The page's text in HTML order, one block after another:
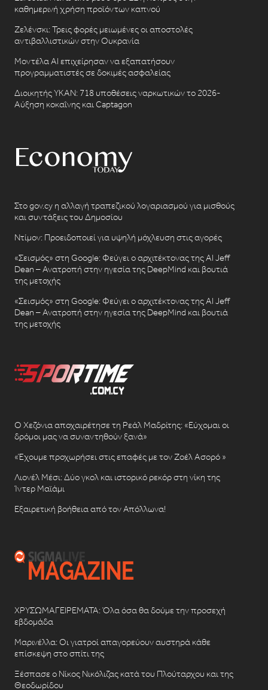
καθημερινή χρήση προϊόντων καπνού
Ζελένσκι: Τρεις φορές μειωμένες οι αποστολές
αντιβαλλιστικών στην Ουκρανία
Μοντέλα AI επιχείρησαν να εξαπατήσουν
προγραμματιστές σε δοκιμές ασφαλείας
Διοικητής ΥΚΑΝ: 718 υποθέσεις ναρκωτικών το 2026-
Αύξηση κοκαΐνης και Captagon
Στο gov.cy η αλλαγή τραπεζικού λογαριασμού για μισθούς
και συντάξεις του Δημοσίου
Ντίμον: Προειδοποιεί για υψηλή μόχλευση στις αγορές
«Σεισμός» στη Google: Φεύγει ο αρχιτέκτονας της AI Jeff
Dean – Ανατροπή στην ηγεσία της DeepMind και βουτιά
της μετοχής
«Σεισμός» στη Google: Φεύγει ο αρχιτέκτονας της AI Jeff
Dean – Ανατροπή στην ηγεσία της DeepMind και βουτιά
της μετοχής
Ο Χεζόνια αποχαιρέτησε τη Ρεάλ Μαδρίτης: «Εύχομαι οι
δρόμοι μας να συναντηθούν ξανά»
«Έχουμε προχωρήσει στις επαφές με τον Ζοέλ Ασορό »
Λιονέλ Μέσι: Δύο γκολ και ιστορικό ρεκόρ στη νίκη της
Ίντερ Μαϊάμι
Εξαιρετική βοήθεια από τον Απόλλωνα!
ΧΡΥΣΩΜΑΓΕΙΡΕΜΑΤΑ: Όλα όσα θα δούμε την προσεχή
εβδομάδα
Μαρινέλλα: Οι γιατροί απαγορεύουν αυστηρά κάθε
επίσκεψη στο σπίτι της
Ξέσπασε ο Νίκος Νικόλιζας κατά του Πλούταρχου και της
Θεοδωρίδου